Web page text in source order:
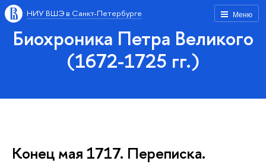
Меню
НИУ ВШЭ в Санкт-Петербурге
Биохроника Петра Великого
(1672-1725 гг.)
Конец мая 1717. Переписка.